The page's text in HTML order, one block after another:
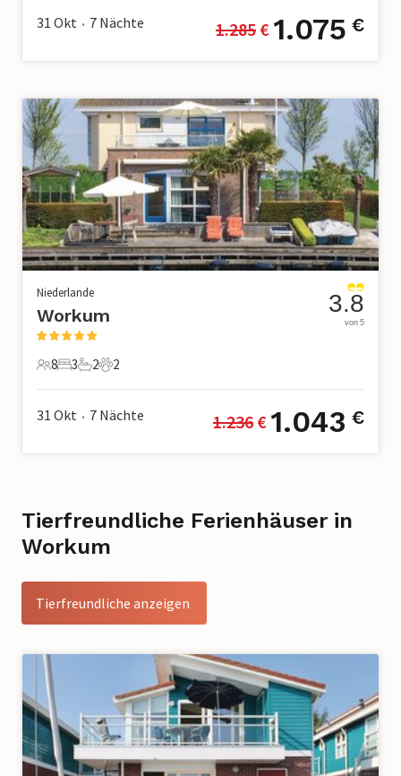
31 Okt • 7 Nächte 1.285 € 1.075 €
Niederlande
Workum
8 Gäste
8
3 Schlafzimmer
3
2 Badezimmer
2
2 Haustiere
2
3.8
von 5
31 Okt • 7 Nächte 1.236 € 1.043 €
Tierfreundliche Ferienhäuser in
Workum
Tierfreundliche anzeigen